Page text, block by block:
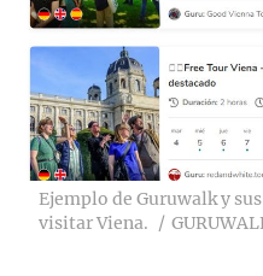
Ejemplo de Guruwalk y
visitar Viena.